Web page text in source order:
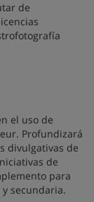
de
el uso de
Profundizará
divulgativas de
de
para
secundaria.